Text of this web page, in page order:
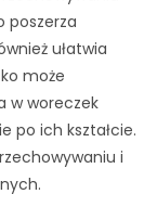
poszerza
ułatwia
może
w woreczek
po ich kształcie.
i